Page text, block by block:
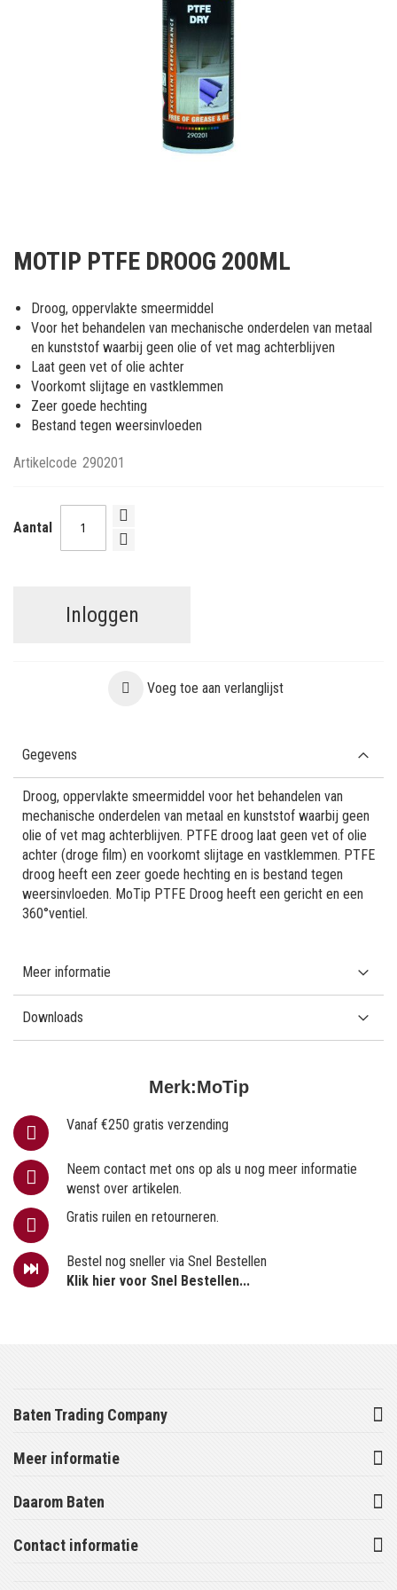
het
van
de
afbeeldingen-
gallerij
MOTIP PTFE DROOG 200ML
Droog, oppervlakte smeermiddel
Voor het behandelen van mechanische onderdelen van metaal
en kunststof waarbij geen olie of vet mag achterblijven
Laat geen vet of olie achter
Voorkomt slijtage en vastklemmen
Zeer goede hechting
Bestand tegen weersinvloeden
Artikelcode 290201
Aantal
Inloggen
Voeg toe aan verlanglijst
Merk:MoTip
Vanaf €250 gratis verzending
Neem contact met ons op als u nog meer informatie
wenst over artikelen.
Gratis ruilen en retourneren.
Bestel nog sneller via Snel Bestellen
Klik hier voor Snel Bestellen...
Gegevens
Droog, oppervlakte smeermiddel voor het behandelen van
mechanische onderdelen van metaal en kunststof waarbij geen
olie of vet mag achterblijven. PTFE droog laat geen vet of olie
achter (droge film) en voorkomt slijtage en vastklemmen. PTFE
droog heeft een zeer goede hechting en is bestand tegen
weersinvloeden. MoTip PTFE Droog heeft een gericht en een
360°ventiel.
Meer informatie
Downloads
Baten Trading Company
Meer informatie
Daarom Baten
Contact informatie